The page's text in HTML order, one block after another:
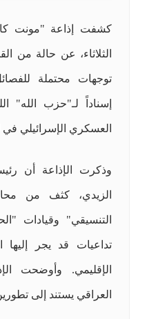
كشفت إذاعة "مونت
الثلاثاء، عن حالة من
توجهات محتملة
إسناداً لـ"حزب الله"
العسكري الإسرائيلي في
وذكرت الإذاعة أن
الزيدي، كثف من
التنسيقي" وقيادات
تداعيات قد يجر إليها
الإقليمي. وأوضحت
العراقي يستند إلى